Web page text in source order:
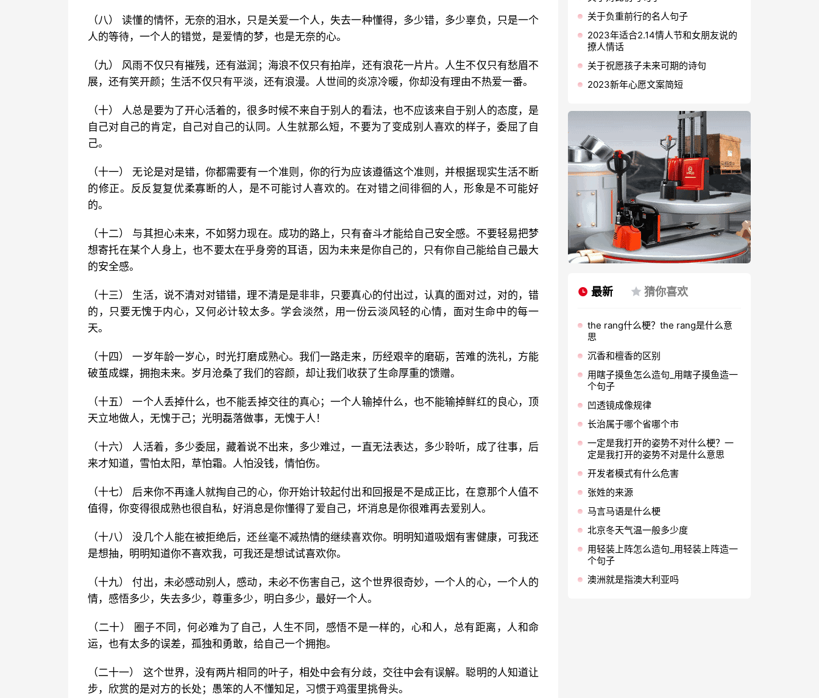
（八） 读懂的情怀，无奈的泪水，只是关爱一个人，失去一种懂得，多少错，多少辜负，只是一个
人的等待，一个人的错觉，是爱情的梦，也是无奈的心。
（九） 风雨不仅只有摧残，还有滋润；海浪不仅只有拍岸，还有浪花一片片。人生不仅只有愁眉不
展，还有笑开颜；生活不仅只有平淡，还有浪漫。人世间的炎凉冷暖，你却没有理由不热爱一番。
（十） 人总是要为了开心活着的，很多时候不来自于别人的看法，也不应该来自于别人的态度，是
自己对自己的肯定，自己对自己的认同。人生就那么短，不要为了变成别人喜欢的样子，委屈了自
己。
（十一） 无论是对是错，你都需要有一个准则，你的行为应该遵循这个准则，并根据现实生活不断
的修正。反反复复优柔寡断的人，是不可能讨人喜欢的。在对错之间徘徊的人，形象是不可能好
的。
（十二） 与其担心未来，不如努力现在。成功的路上，只有奋斗才能给自己安全感。不要轻易把梦
想寄托在某个人身上，也不要太在乎身旁的耳语，因为未来是你自己的，只有你自己能给自己最大
的安全感。
（十三） 生活，说不清对对错错，理不清是是非非，只要真心的付出过，认真的面对过，对的，错
的，只要无愧于内心，又何必计较太多。学会淡然，用一份云淡风轻的心情，面对生命中的每一
天。
（十四） 一岁年龄一岁心，时光打磨成熟心。我们一路走来，历经艰辛的磨砺，苦难的洗礼，方能
破茧成蝶，拥抱未来。岁月沧桑了我们的容颜，却让我们收获了生命厚重的馈赠。
（十五） 一个人丢掉什么，也不能丢掉交往的真心；一个人输掉什么，也不能输掉鲜红的良心，顶
天立地做人，无愧于己；光明磊落做事，无愧于人！
（十六） 人活着，多少委屈，藏着说不出来，多少难过，一直无法表达，多少聆听，成了往事，后
来才知道，雪怕太阳，草怕霜。人怕没钱，情怕伤。
（十七） 后来你不再逢人就掏自己的心，你开始计较起付出和回报是不是成正比，在意那个人值不
值得，你变得很成熟也很自私，好消息是你懂得了爱自己，坏消息是你很难再去爱别人。
（十八） 没几个人能在被拒绝后，还丝毫不减热情的继续喜欢你。明明知道吸烟有害健康，可我还
是想抽，明明知道你不喜欢我，可我还是想试试喜欢你。
（十九） 付出，未必感动别人，感动，未必不伤害自己，这个世界很奇妙，一个人的心，一个人的
情，感悟多少，失去多少，尊重多少，明白多少，最好一个人。
（二十） 圈子不同，何必难为了自己，人生不同，感悟不是一样的，心和人，总有距离，人和命
运，也有太多的误差，孤独和勇敢，给自己一个拥抱。
（二十一） 这个世界，没有两片相同的叶子，相处中会有分歧，交往中会有误解。聪明的人知道让
步，欣赏的是对方的长处；愚笨的人不懂知足，习惯于鸡蛋里挑骨头。
关于负重前行的名人句子
2023年适合2.14情人节和女朋友说的
撩人情话
关于祝愿孩子未来可期的诗句
2023新年心愿文案简短
最新 猜你喜欢
the rang什么梗？the rang是什么意
思
沉香和檀香的区别
用瞎子摸鱼怎么造句_用瞎子摸鱼造一
个句子
凹透镜成像规律
长治属于哪个省哪个市
一定是我打开的姿势不对什么梗？一
定是我打开的姿势不对是什么意思
开发者模式有什么危害
张姓的来源
马言马语是什么梗
北京冬天气温一般多少度
用轻装上阵怎么造句_用轻装上阵造一
个句子
澳洲就是指澳大利亚吗